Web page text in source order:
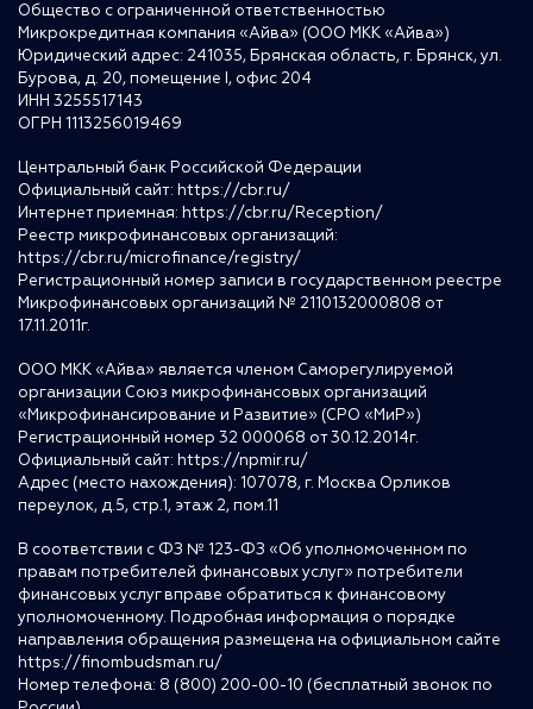
Общество с ограниченной ответственностью
Микрокредитная компания «Айва» (ООО МКК «Айва»)
Юридический адрес: 241035, Брянская область, г. Брянск, ул.
Бурова, д. 20, помещение I, офис 204
ИНН 3255517143
ОГРН 1113256019469
Центральный банк Российской Федерации
Официальный сайт: https://cbr.ru/
Интернет приемная: https://cbr.ru/Reception/
Реестр микрофинансовых организаций:
https://cbr.ru/microfinance/registry/
Регистрационный номер записи в государственном реестре
Микрофинансовых организаций № 2110132000808 от
17.11.2011г.
ООО МКК «Айва» является членом Саморегулируемой
организации Союз микрофинансовых организаций
«Микрофинансирование и Развитие» (СРО «МиР»)
Регистрационный номер 32 000068 от 30.12.2014г.
Официальный сайт: https://npmir.ru/
Адрес (место нахождения): 107078, г. Москва Орликов
переулок, д.5, стр.1, этаж 2, пом.11
В соответствии с ФЗ № 123-ФЗ «Об уполномоченном по
правам потребителей финансовых услуг» потребители
финансовых услуг вправе обратиться к финансовому
уполномоченному. Подробная информация о порядке
направления обращения размещена на официальном сайте
https://finombudsman.ru/
Номер телефона: 8 (800) 200-00-10 (бесплатный звонок по